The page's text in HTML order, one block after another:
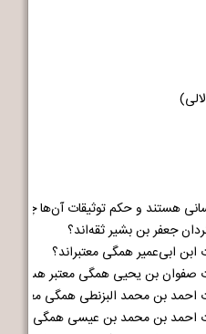
هستند و حکم توثیقات آن‌ها
جعفر بن بشیر ثقه‌اند؟
ابی‌عمیر همگی معتبراند؟
صفوان بن یحیی همگی معتبر هستند؟
احمد بن محمد البزنطی همگی معتبر
احمد بن محمد بن عیسی همگی